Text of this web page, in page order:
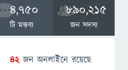
4,750
টি মন্তব্য
890,215
জন সদস্য
42জন অনলাইনে রয়েছে